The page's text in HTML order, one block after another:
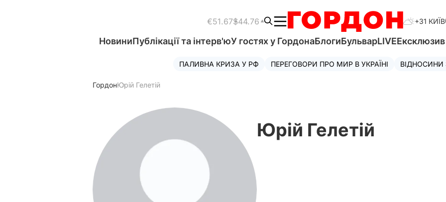
€51.67$44.76 +31 КИЇВ
НовиниПублікації та інтерв'юУ гостях у ГордонаБлогиБульварLIVEЕксклюзив
ПАЛИВНА КРИЗА У РФ ПЕРЕГОВОРИ ПРО МИР В УКРАЇНІ
ГордонЮрій Гелетій
Юрій Гелетій